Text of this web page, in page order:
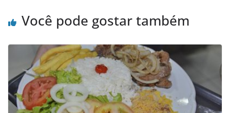
Você pode gostar também